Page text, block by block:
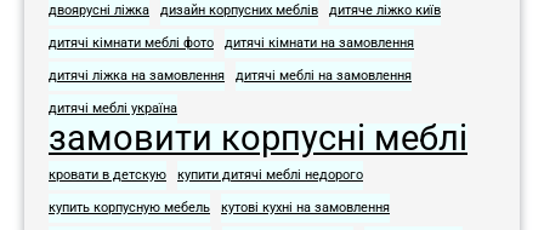
двоярусні ліжка дизайн корпусних меблів дитяче ліжко київ
дитячі кімнати меблі фото​ дитячі кімнати на замовлення
дитячі ліжка на замовлення дитячі меблі на замовлення​
дитячі меблі україна
замовити корпусні меблі
кровати в детскую купити дитячі меблі недорого
купить корпусную мебель кутові кухні на замовлення